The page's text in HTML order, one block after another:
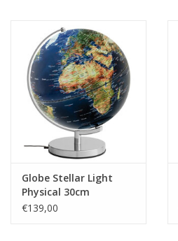
Globe Stellar Light
Physical 30cm
€139,00